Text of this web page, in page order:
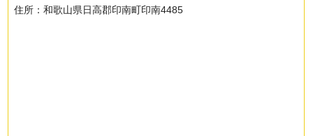
住所：和歌山県日高郡印南町印南4485